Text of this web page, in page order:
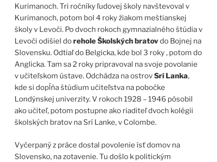
Kurimanoch. Tri ročníky ľudovej školy navštevoval v
Kurimanoch, potom bol 4 roky žiakom meštianskej
školy v Levoči. Po dvoch rokoch gymnazialného štúdia v
Levoči odišiel dorehole Školských bratovdo Bojnej na
Slovensku. Odtiaľ do Belgicka, kde bol 3 roky , potom do
Anglicka. Tam sa 2 roky pripravoval na svoje povolanie
v učiteľskom ústave. Odchádza na ostrovSrí Lanka,
kde si dopĺňa štúdium učiteľstva na pobočke
Londýnskej univerzity. V rokoch 1928 – 1946 pôsobil
ako učiteľ, potom postupne ako riaditeľ dvoch kolégii
školských bratov na Srí Lanke, v Colombe.
Vyčerpaný z práce dostal povolenie ísť domov na
Slovensko, na zotavenie. Tu došlo k politickým